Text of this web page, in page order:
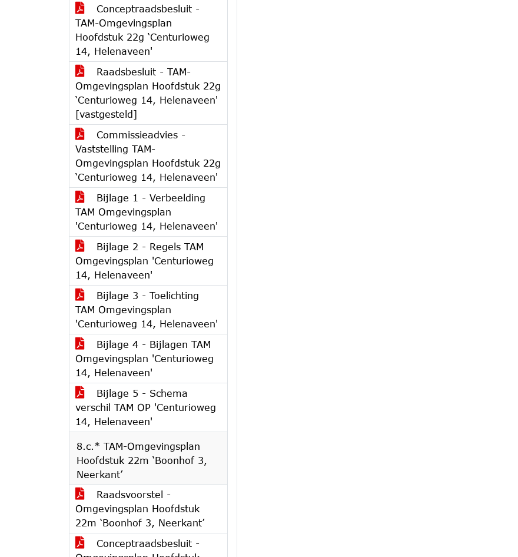
Conceptraadsbesluit -
TAM-Omgevingsplan
Hoofdstuk 22g ‘Centurioweg
14, Helenaveen'
Raadsbesluit - TAM-
Omgevingsplan Hoofdstuk 22g
‘Centurioweg 14, Helenaveen'
[vastgesteld]
Commissieadvies -
Vaststelling TAM-
Omgevingsplan Hoofdstuk 22g
‘Centurioweg 14, Helenaveen'
Bijlage 1 - Verbeelding
TAM Omgevingsplan
'Centurioweg 14, Helenaveen'
Bijlage 2 - Regels TAM
Omgevingsplan 'Centurioweg
14, Helenaveen'
Bijlage 3 - Toelichting
TAM Omgevingsplan
'Centurioweg 14, Helenaveen'
Bijlage 4 - Bijlagen TAM
Omgevingsplan 'Centurioweg
14, Helenaveen'
Bijlage 5 - Schema
verschil TAM OP 'Centurioweg
14, Helenaveen'
8.c.* TAM-Omgevingsplan
Hoofdstuk 22m ‘Boonhof 3,
Neerkant’
Raadsvoorstel -
Omgevingsplan Hoofdstuk
22m ‘Boonhof 3, Neerkant’
Conceptraadsbesluit -